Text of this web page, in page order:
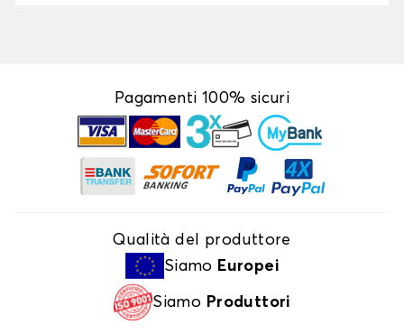
Pagamenti 100% sicuri
Qualità del produttore
Siamo Europei
Siamo Produttori